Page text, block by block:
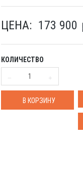
ЦЕНА: 173 900
КОЛИЧЕСТВО
В КОРЗИНУ